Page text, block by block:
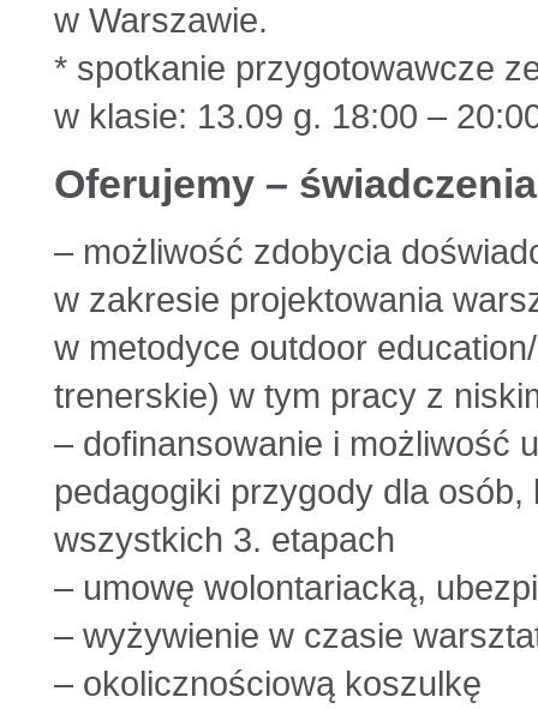
w Warszawie.
* spotkanie przygotowawcze
w klasie: 13.09 g. 18:00 –
Oferujemy –
– możliwość zdobycia
w zakresie projektowania
w metodyce outdoor
trenerskie) w tym pracy z
– dofinansowanie i możliwość
pedagogiki przygody dla osób,
wszystkich 3. etapach
– umowę wolontariacką,
– wyżywienie w czasie
– okolicznościową koszulkę